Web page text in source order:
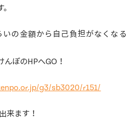
の金額から自己負担がなくなる
んぽのHPへGO！
g3/sb3020/r151/
来ます！